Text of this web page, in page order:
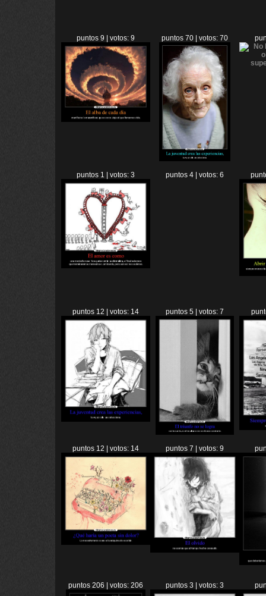
puntos 9 | votos: 9 puntos 70 | votos: 70
puntos 1 | votos: 3 puntos 4 | votos: 6
puntos 12 | votos: 14 puntos 5 | votos: 7
puntos 12 | votos: 14 puntos 7 | votos: 9
puntos 206 | votos: 206 puntos 3 | votos: 3